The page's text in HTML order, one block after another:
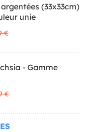
(33x33cm)
unie
€
- Gamme
€